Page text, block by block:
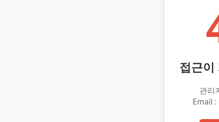
접근이
관리
Email